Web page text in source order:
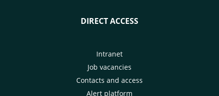
DIRECT ACCESS
Intranet
Job vacancies
Contacts and access
Alert platform